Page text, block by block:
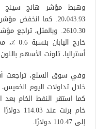
أستراليا، تلونت الأسهم باللون
خلال تداولات اليوم
كما استقر النفط الخام
إلى 110.47 دولارًا.